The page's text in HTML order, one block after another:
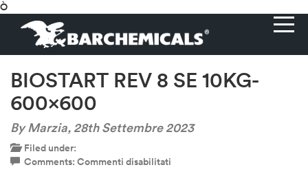
Ò
BIOSTART REV 8 SE 10KG-
600×600
By Marzia,28th Settembre 2023
Filed under:
Comments: Commenti disabilitati